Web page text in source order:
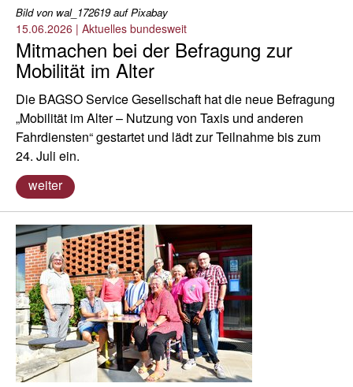
Bild von wal_172619 auf Pixabay
15.06.2026 | Aktuelles bundesweit
Mitmachen bei der Befragung zur
Mobilität im Alter
Die BAGSO Service Gesellschaft hat die neue Befragung
„Mobilität im Alter – Nutzung von Taxis und anderen
Fahrdiensten“ gestartet und lädt zur Teilnahme bis zum
24. Juli ein.
weiter